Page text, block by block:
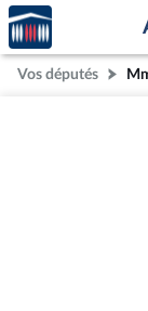
Aller au contenu
Aller en bas de la
Accèder
à la
page
d'accueil
Vos députés